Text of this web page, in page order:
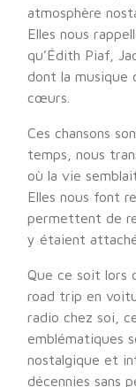
atmosphère
Elles nous
qu’Édith Piaf,
dont la musique
cœurs.
Ces chansons
temps, nous
où la vie
Elles nous font
permettent de
y étaient
Que ce soit lors
road trip en
radio chez soi,
emblématiques
nostalgique et
décennies sans